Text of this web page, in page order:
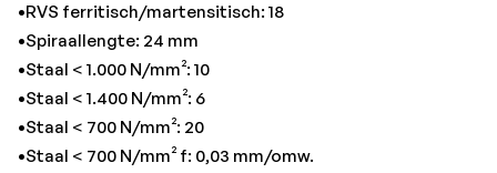
•RVS ferritisch/martensitisch: 18
•Spiraallengte: 24 mm
•Staal < 1.000 N/mm²: 10
•Staal < 1.400 N/mm²: 6
•Staal < 700 N/mm²: 20
•Staal < 700 N/mm² f: 0,03 mm/omw.